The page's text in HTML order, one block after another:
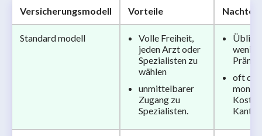
Versicherungsmodell Vorteile
Standard modell
Volle Freiheit,
jeden Arzt oder
Spezialisten zu
wählen
unmittelbarer
Zugang zu
Spezialisten.
wenig
oft die